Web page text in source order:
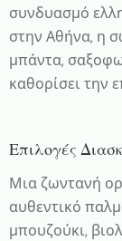
συνδυασμό
στην Αθήνα, η
μπάντα,
καθορίσει την
Επιλογές
Μια ζωντανή
αυθεντικό
μπουζούκι,